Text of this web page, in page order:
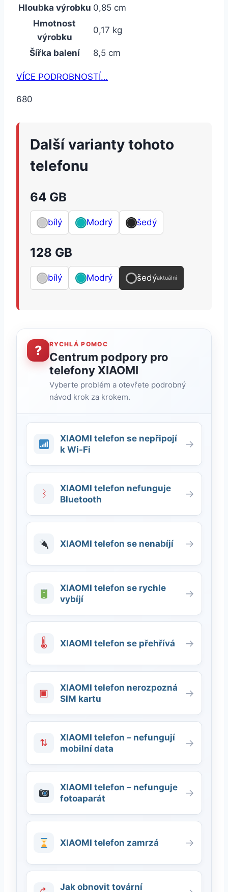
Hloubka výrobku 0,85 cm
Hmotnost
výrobku
0,17 kg
Šířka balení 8,5 cm
VÍCE PODROBNOSTÍ…
680
Další varianty tohoto
telefonu
64 GB
bílý Modrý šedý
128 GB
bílý Modrý šedýaktuální
? RYCHLÁ POMOC
Centrum podpory pro
telefony XIAOMI
Vyberte problém a otevřete podrobný
návod krok za krokem.
XIAOMI telefon se nepřipojí
k Wi-Fi
→
ᛒ
XIAOMI telefon nefunguje
Bluetooth
→
XIAOMI telefon se nenabíjí →
XIAOMI telefon se rychle
vybíjí
→
🌡 XIAOMI telefon se přehřívá →
▣
XIAOMI telefon nerozpozná
SIM kartu
→
⇅
XIAOMI telefon – nefungují
mobilní data
→
XIAOMI telefon – nefunguje
fotoaparát
→
XIAOMI telefon zamrzá →
Jak obnovit tovární